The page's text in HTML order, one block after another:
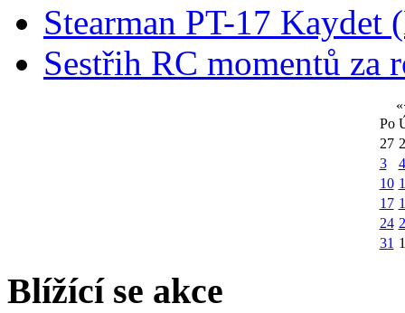
Stearman PT-17 Kaydet
Sestřih RC momentů za
«
Po
27
3
4
10
17
24
31 1
Blížící se akce